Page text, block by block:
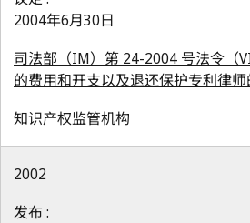
2004年6月30日
司法部（IM）第 24-2004 号法令（
的费用和开支以及退还保护专利律师
知识产权监管机构
2002
发布 :